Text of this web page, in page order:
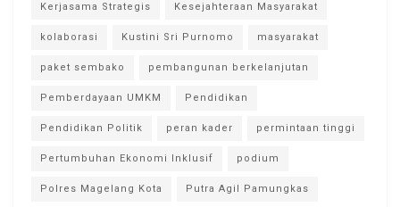
Kerjasama Strategis Kesejahteraan Masyarakat
kolaborasi Kustini Sri Purnomo masyarakat
paket sembako pembangunan berkelanjutan
Pemberdayaan UMKM Pendidikan
Pendidikan Politik peran kader permintaan tinggi
Pertumbuhan Ekonomi Inklusif podium
Polres Magelang Kota Putra Agil Pamungkas